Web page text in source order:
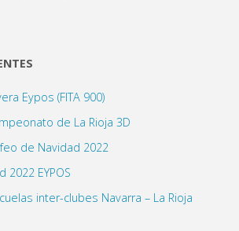
Eypos (FITA 900)
de La Rioja 3D
de Navidad 2022
2022 EYPOS
inter-clubes Navarra – La Rioja